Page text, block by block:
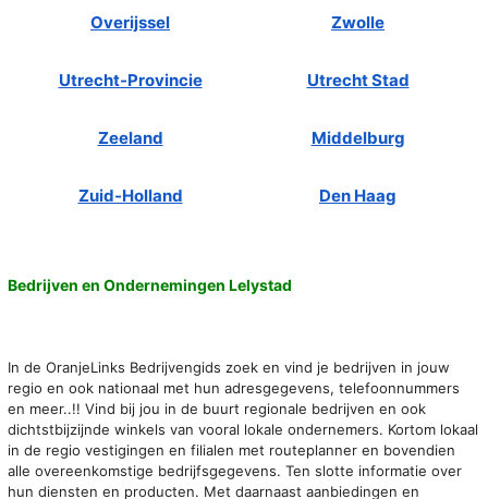
Overijssel Zwolle
Utrecht-Provincie Utrecht Stad
Zeeland Middelburg
Zuid-Holland Den Haag
Bedrijven en Ondernemingen Lelystad
In de OranjeLinks Bedrijvengids zoek en vind je bedrijven in jouw
regio en ook nationaal met hun adresgegevens, telefoonnummers
en meer..!! Vind bij jou in de buurt regionale bedrijven en ook
dichtstbijzijnde winkels van vooral lokale ondernemers. Kortom lokaal
in de regio vestigingen en filialen met routeplanner en bovendien
alle overeenkomstige bedrijfsgegevens. Ten slotte informatie over
hun diensten en producten. Met daarnaast aanbiedingen en